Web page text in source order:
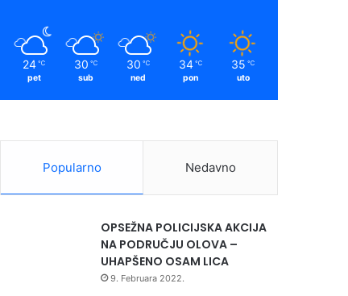
24 ℃
pet
30 ℃
sub
30 ℃
ned
34 ℃
pon
35 ℃
uto
Popularno Nedavno
OPSEŽNA POLICIJSKA AKCIJA
NA PODRUČJU OLOVA –
UHAPŠENO OSAM LICA
9. Februara 2022.